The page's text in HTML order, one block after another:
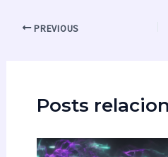
PREVIOUS
Posts